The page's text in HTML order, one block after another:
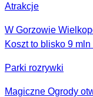
Atrakcje
W Gorzowie
Koszt to blisko 9 mln
Parki rozrywki
Magiczne Ogrody